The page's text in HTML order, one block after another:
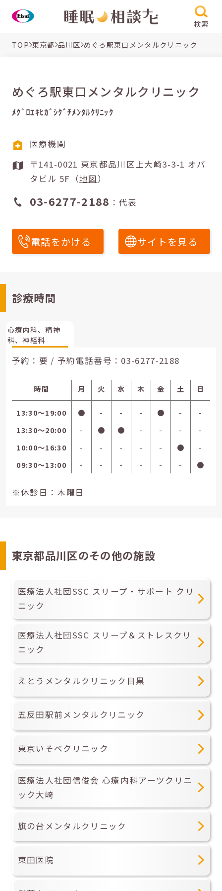
検索
TOP 東京都 品川区 めぐろ駅東口メンタルクリニック
めぐろ駅東口メンタルクリニック
ﾒｸﾞﾛｴｷﾋｶﾞｼｸﾞﾁﾒﾝﾀﾙｸﾘﾆｯｸ
医療機関
〒141-0021 東京都品川区上大崎3-3-1 オバ
タビル 5F（地図）
03-6277-2188 ：代表
電話をかける サイトを見る
診療時間
心療内科、精神
科、神経科
予約：要 / 予約電話番号： 03-6277-2188
時間 月 火 水 木 金 土 日
13:30〜19:00 ● - - - ● -
-
13:30〜20:00
- ● ● - - -
-
10:00〜16:30
- - - - - ●
-
09:30〜13:00
- - - - - - ●
※休診日：木曜日
東京都品川区のその他の施設
医療法人社団SSC スリープ・サポート クリ
ニック
医療法人社団SSC スリープ＆ストレスクリ
ニック
えとうメンタルクリニック目黒
五反田駅前メンタルクリニック
東京いそべクリニック
医療法人社団信俊会 心療内科アーツクリニ
ック大崎
旗の台メンタルクリニック
東田医院